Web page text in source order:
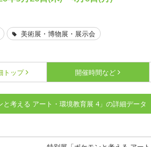
美術展・博物展・展示会
トップ 開催時間など
と考える アート・環境教育展 4」の詳細データ